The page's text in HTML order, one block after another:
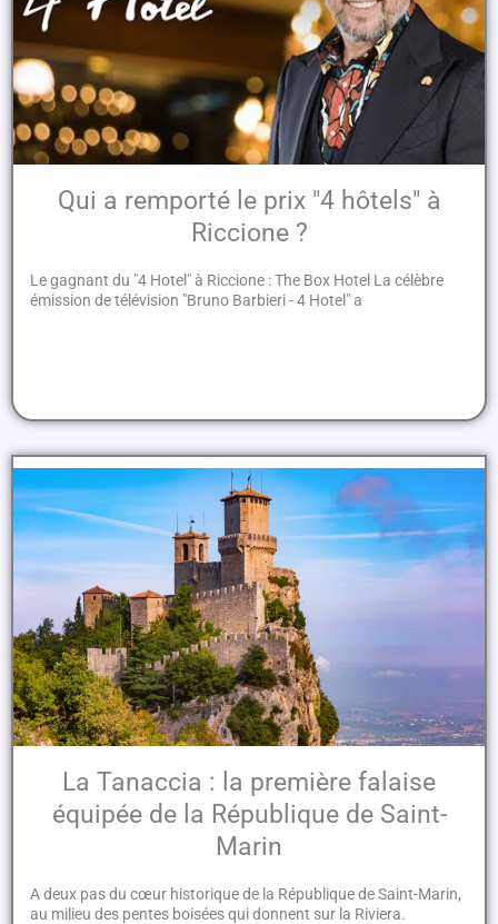
Qui a remporté le prix "4 hôtels" à
Riccione ?
Le gagnant du "4 Hotel" à Riccione : The Box Hotel La célèbre
émission de télévision "Bruno Barbieri - 4 Hotel" a
La Tanaccia : la première falaise
équipée de la République de Saint-
Marin
A deux pas du cœur historique de la République de Saint-Marin,
au milieu des pentes boisées qui donnent sur la Riviera.